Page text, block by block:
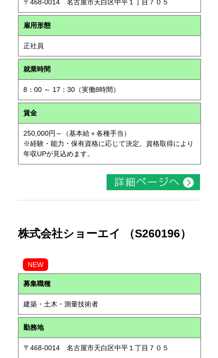
〒468-0014 名古屋市天白区中平１丁目７０５
雇用形態
正社員
就業時間
8：00 ～ 17：30（実働8時間）
賃金
250,000円～（基本給＋各種手当）
※経験・能力・保有資格に応じて決定。資格取得により
年収UPが見込めます。
株式会社ショーエイ （S260196）
NEW
募集職種
建築・土木・測量技術者
勤務地
〒468-0014 名古屋市天白区中平１丁目７０５